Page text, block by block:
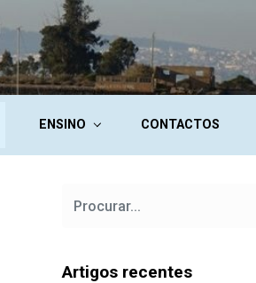
ENSINO CONTACTOS
Artigos recentes